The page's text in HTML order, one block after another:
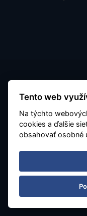
Všeobecné
Dôležité - čítajte
O nás
Karta stáleho klienta
Tento web
Na týchto
cookies a ďalšie
obsahovať osobné